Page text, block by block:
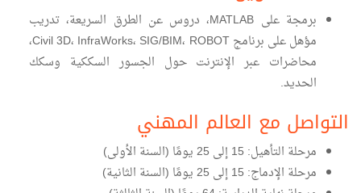
برمجة على MATLAB، دروس عن الطرق السريعة، تدريب
مؤهل على برنامج Civil 3D، InfraWorks، SIG/BIM، ROBOT،
محاضرات عبر الإنترنت حول الجسور السككية وسكك
الحديد.
التواصل مع العالم المهني
مرحلة التأهيل: 15 إلى 25 يومًا (السنة الأولى)
مرحلة الإدماج: 15 إلى 25 يومًا (السنة الثانية)